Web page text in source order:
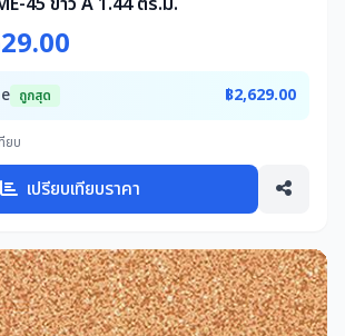
ถูกสุด ฿2,629.00
ยบ
เปรียบเทียบราคา